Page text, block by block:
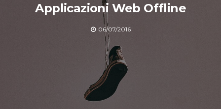
Applicazioni Web Offline
06/07/2016